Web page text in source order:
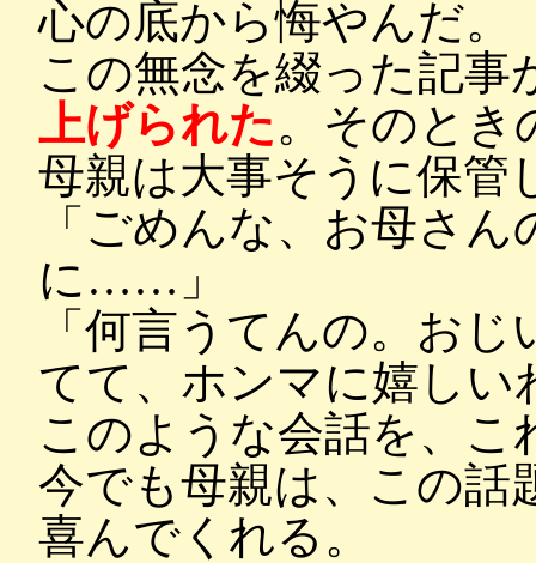
心の底から悔やんだ。
この無念を綴った記事
上げられた。そのとき
母親は大事そうに保管
「ごめんな、お母さ
に……」
「何言うてんの。お
てて、ホンマに嬉しい
このような会話を、
今でも母親は、この話
喜んでくれる。